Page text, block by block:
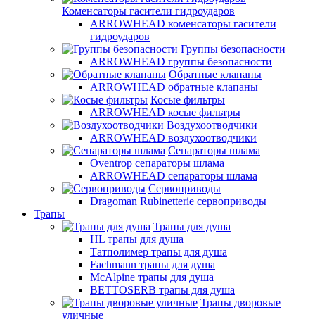
Коменсаторы гасители гидроударов
ARROWHEAD коменсаторы гасители
гидроударов
Группы безопасности
ARROWHEAD группы безопасности
Обратные клапаны
ARROWHEAD обратные клапаны
Косые фильтры
ARROWHEAD косые фильтры
Воздухоотводчики
ARROWHEAD воздухоотводчики
Сепараторы шлама
Oventrop cепараторы шлама
ARROWHEAD сепараторы шлама
Сервоприводы
Dragoman Rubinetterie сервоприводы
Трапы
Трапы для душа
HL трапы для душа
Татполимер трапы для душа
Fachmann трапы для душа
McAlpine трапы для душа
BETTOSERB трапы для душа
Трапы дворовые
уличные